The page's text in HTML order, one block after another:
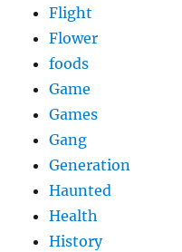
Flight
Flower
foods
Game
Games
Gang
Generation
Haunted
Health
History